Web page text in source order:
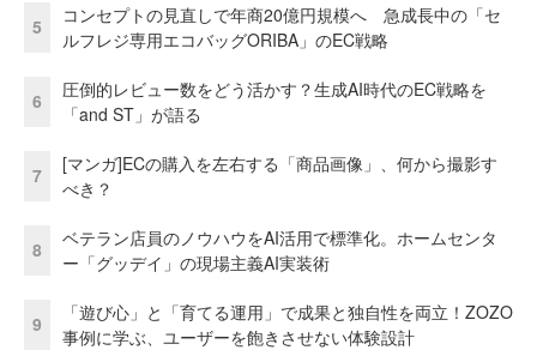
5
コンセプトの見直しで年商20億円規模へ 急成長中の「セ
ルフレジ専用エコバッグORIBA」のEC戦略
6
圧倒的レビュー数をどう活かす？生成AI時代のEC戦略を
「and ST」が語る
7
[マンガ]ECの購入を左右する「商品画像」、何から撮影す
べき？
8
ベテラン店員のノウハウをAI活用で標準化。ホームセンタ
ー「グッデイ」の現場主義AI実装術
9
「遊び心」と「育てる運用」で成果と独自性を両立！ZOZO
事例に学ぶ、ユーザーを飽きさせない体験設計